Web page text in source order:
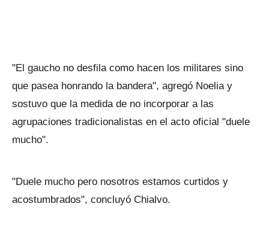
"El gaucho no desfila como hacen los militares sino
que pasea honrando la bandera", agregó Noelia y
sostuvo que la medida de no incorporar a las
agrupaciones tradicionalistas en el acto oficial "duele
mucho".
"Duele mucho pero nosotros estamos curtidos y
acostumbrados", concluyó Chialvo.